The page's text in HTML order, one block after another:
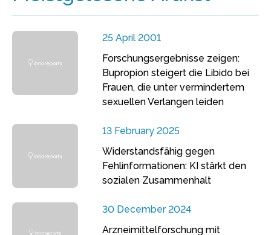
25 April 2001
Forschungsergebnisse zeigen:
Bupropion steigert die Libido bei
Frauen, die unter vermindertem
sexuellen Verlangen leiden
13 February 2025
Widerstandsfähig gegen
Fehlinformationen: KI stärkt den
sozialen Zusammenhalt
30 December 2024
Arzneimittelforschung mit